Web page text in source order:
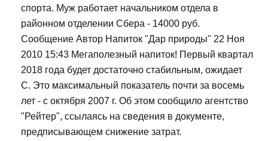
спорта. Муж работает начальником отдела в
районном отделении Сбера - 14000 руб.
Сообщение Автор Напиток "Дар природы" 22 Ноя
2010 15:43 Мегаполезный напиток! Первый квартал
2018 года будет достаточно стабильным, ожидает
С. Это максимальный показатель почти за восемь
лет - с октября 2007 г. Об этом сообщило агентство
"Рейтер", ссылаясь на сведения в документе,
предписывающем снижение затрат.